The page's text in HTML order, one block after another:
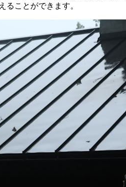
ことができます。